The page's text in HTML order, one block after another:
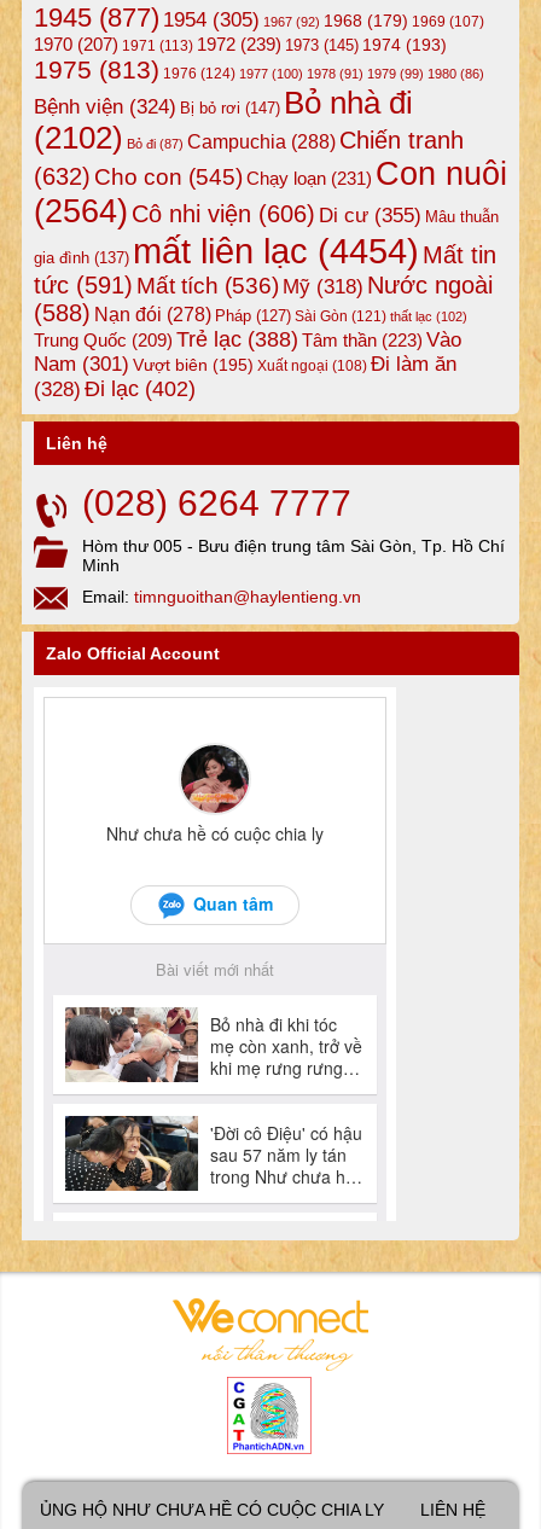
1945(877) 1954(305) 1967(92) 1968(179) 1969 (107)
1970(207) 1971 (113) 1972(239) 1973(145) 1974(193)
1975 (813) 1976 (124) 1977(100) 1978(91) 1979(99) 1980(86)
Bệnh viện(324) Bị bỏ rơi (147) Bỏ nhà đi
(2102) Bỏ đi(87) Campuchia (288) Chiến tranh
(632) Cho con (545)Chạy loạn(231) Con nuôi
(2564) Cô nhi viện (606) Di cư(355) Mâu thuẫn
gia đình(137) mất liên lạc (4454) Mất tin
tức(591) Mất tích (536) Mỹ(318) Nước ngoài
(588) Nạn đói (278) Pháp(127) Sài Gòn (121) thất lạc (102)
Trung Quốc (209) Trẻ lạc(388) Tâm thần(223) Vào
Nam (301) Vượt biên (195) Xuất ngoại (108) Đi làm ăn
(328) Đi lạc(402)
Liên hệ
(028) 6264 7777
Hòm thư 005 - Bưu điện trung tâm Sài Gòn, Tp. Hồ Chí
Minh
Email: timnguoithan@haylentieng.vn
Zalo Official Account
ỦNG HỘ NHƯ CHƯA HỀ CÓ CUỘC CHIA LY LIÊN HỆ